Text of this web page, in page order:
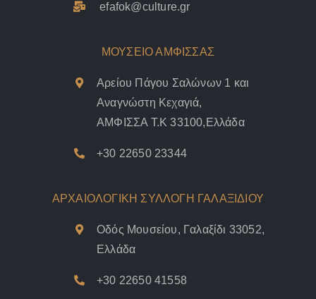
efafok@culture.gr
ΜΟΥΣΕΙΟ ΑΜΦΙΣΣΑΣ
Αρείου Πάγου Σαλώνων 1 και
Αναγνώστη Κεχαγιά,
ΑΜΦΙΣΣΑ Τ.Κ 33100,Ελλάδα
+30 22650 23344
ΑΡΧΑΙΟΛΟΓΙΚΗ ΣΥΛΛΟΓΗ ΓΑΛΑΞΙΔΙΟΥ
Οδός Μουσείου, Γαλαξίδι 33052,
Ελλάδα
+30 22650 41558